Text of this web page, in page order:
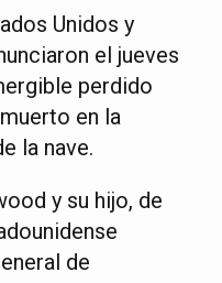
Unidos y
el jueves
perdido
en la
la nave.
y su hijo, de
de